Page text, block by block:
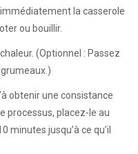
la casserole
ou bouillir.
(Optionnel : Passez
obtenir une consistance
processus, placez-le au
jusqu’à ce qu’il